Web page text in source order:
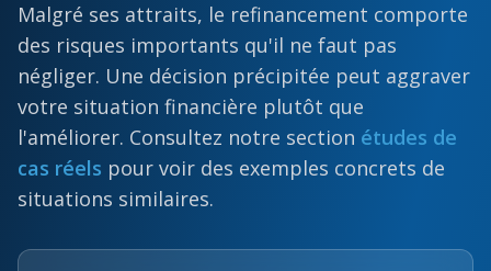
Malgré ses attraits, le refinancement comporte
des risques importants qu'il ne faut pas
négliger. Une décision précipitée peut aggraver
votre situation financière plutôt que
l'améliorer. Consultez notre section études de
cas réels pour voir des exemples concrets de
situations similaires.